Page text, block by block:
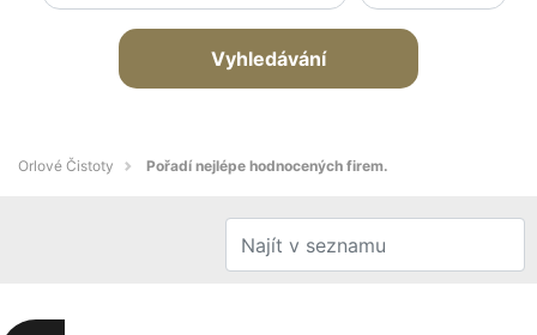
Vyhledávání
Orlové Čistoty Pořadí nejlépe hodnocených firem.